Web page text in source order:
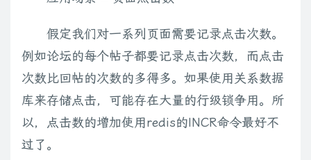
假定我们对一系列页面需要记录点击次数。
例如论坛的每个帖子都要记录点击次数，而点击
次数比回帖的次数的多得多。如果使用关系数据
库来存储点击，可能存在大量的行级锁争用。所
以，点击数的增加使用redis的INCR命令最好不
过了。